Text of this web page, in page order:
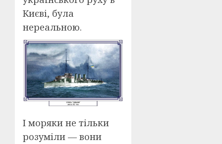
Києві, була
нереальною.
І моряки не тільки
розуміли — вони